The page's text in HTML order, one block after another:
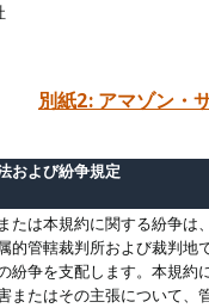
別紙2: アマゾン・
および紛争規定
たは本規約に関する紛争
的管轄裁判所および裁判
紛争を支配します。本規
またはその主張について